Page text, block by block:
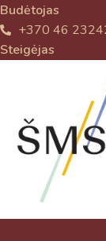
Budėtojas
+370 46
Steigėjas